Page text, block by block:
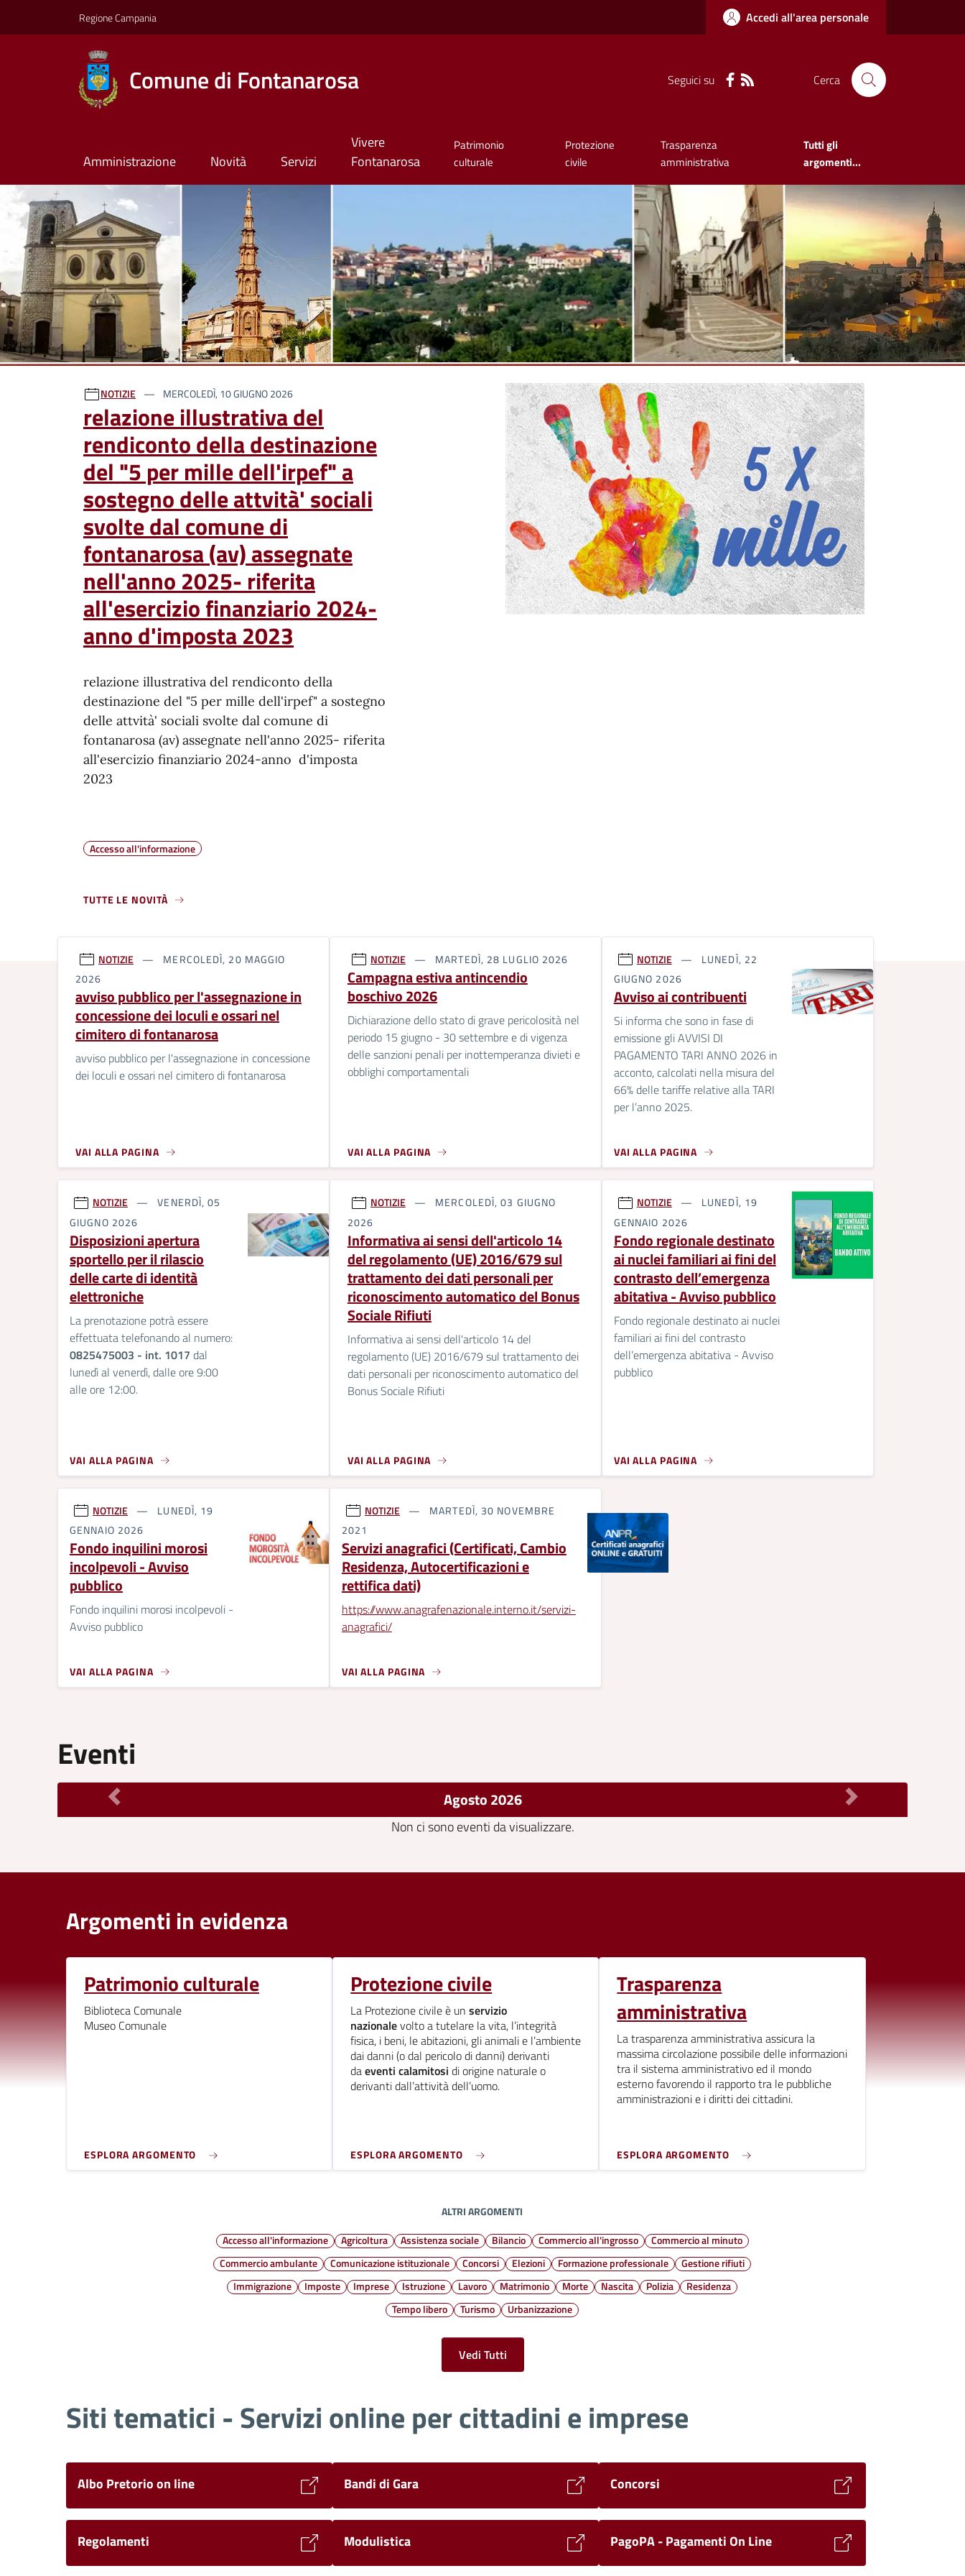
Regione Campania Accedi all'area personale
Comune di Fontanarosa Seguici su Cerca
Amministrazione Novità Servizi
Vivere
Fontanarosa
Patrimonio
culturale
Protezione
civile
Trasparenza
amministrativa
Tutti gli
argomenti...
Ultime notizie
NOTIZIE MERCOLEDÌ, 10 GIUGNO 2026
relazione illustrativa del
rendiconto della destinazione
del "5 per mille dell'irpef" a
sostegno delle attvità' sociali
svolte dal comune di
fontanarosa (av) assegnate
nell'anno 2025- riferita
all'esercizio finanziario 2024-
anno d'imposta 2023
relazione illustrativa del rendiconto della
destinazione del "5 per mille dell'irpef" a sostegno
delle attvità' sociali svolte dal comune di
fontanarosa (av) assegnate nell'anno 2025- riferita
all'esercizio finanziario 2024-anno d'imposta
2023
Accesso all'informazione
TUTTE LE NOVITÀ
NOTIZIE
MERCOLEDÌ, 20 MAGGIO
2026
avviso pubblico per l'assegnazione in
concessione dei loculi e ossari nel
cimitero di fontanarosa
avviso pubblico per l'assegnazione in concessione
dei loculi e ossari nel cimitero di fontanarosa
VAI ALLA PAGINA
NOTIZIE MARTEDÌ, 28 LUGLIO 2026
Campagna estiva antincendio
boschivo 2026
Dichiarazione dello stato di grave pericolosità nel
periodo 15 giugno - 30 settembre e di vigenza
delle sanzioni penali per inottemperanza divieti e
obblighi comportamentali
VAI ALLA PAGINA
NOTIZIE
LUNEDÌ, 22
GIUGNO 2026
Avviso ai contribuenti
Si informa che sono in fase di
emissione gli AVVISI DI
PAGAMENTO TARI ANNO 2026 in
acconto, calcolati nella misura del
66% delle tariffe relative alla TARI
per l’anno 2025.
VAI ALLA PAGINA
NOTIZIE
VENERDÌ, 05
GIUGNO 2026
Disposizioni apertura
sportello per il rilascio
delle carte di identità
elettroniche
La prenotazione potrà essere
effettuata telefonando al numero:
0825475003 - int. 1017 dal
lunedì al venerdì, dalle ore 9:00
alle ore 12:00.
VAI ALLA PAGINA
NOTIZIE
MERCOLEDÌ, 03 GIUGNO
2026
Informativa ai sensi dell'articolo 14
del regolamento (UE) 2016/679 sul
trattamento dei dati personali per
riconoscimento automatico del Bonus
Sociale Rifiuti
Informativa ai sensi dell'articolo 14 del
regolamento (UE) 2016/679 sul trattamento dei
dati personali per riconoscimento automatico del
Bonus Sociale Rifiuti
VAI ALLA PAGINA
NOTIZIE
LUNEDÌ, 19
GENNAIO 2026
Fondo regionale destinato
ai nuclei familiari ai fini del
contrasto dell’emergenza
abitativa - Avviso pubblico
Fondo regionale destinato ai nuclei
familiari ai fini del contrasto
dell’emergenza abitativa - Avviso
pubblico
VAI ALLA PAGINA
NOTIZIE
LUNEDÌ, 19
GENNAIO 2026
Fondo inquilini morosi
incolpevoli - Avviso
pubblico
Fondo inquilini morosi incolpevoli -
Avviso pubblico
VAI ALLA PAGINA
NOTIZIE
MARTEDÌ, 30 NOVEMBRE
2021
Servizi anagrafici (Certificati, Cambio
Residenza, Autocertificazioni e
rettifica dati)
https://www.anagrafenazionale.interno.it/servizi-
anagrafici/
VAI ALLA PAGINA
Eventi
Agosto 2026
Non ci sono eventi da visualizzare.
Argomenti in evidenza
Patrimonio culturale
Biblioteca Comunale
Museo Comunale
ESPLORA ARGOMENTO
Protezione civile
La Protezione civile è unservizio
nazionalevolto a tutelare la vita, l’integrità
fisica, i beni, le abitazioni, gli animali e l’ambiente
dai danni (o dal pericolo di danni) derivanti
daeventi calamitosi di origine naturale o
derivanti dall’attività dell’uomo.
ESPLORA ARGOMENTO
Trasparenza
amministrativa
La trasparenza amministrativa assicura la
massima circolazione possibile delle informazioni
tra il sistema amministrativo ed il mondo
esterno favorendo il rapporto tra le pubbliche
amministrazioni e i diritti dei cittadini.
ESPLORA ARGOMENTO
ALTRI ARGOMENTI
Accesso all'informazione
Agricoltura Assistenza sociale Bilancio Commercio all'ingrosso
Commercio al minuto
Commercio ambulante
Comunicazione istituzionale Concorsi Elezioni Formazione professionale
Gestione rifiuti
Immigrazione
Imposte Imprese Istruzione Lavoro Matrimonio Morte Nascita Polizia
Residenza
Tempo libero
Turismo Urbanizzazione
Vedi Tutti
Siti tematici - Servizi online per cittadini e imprese
Albo Pretorio on line Bandi di Gara Concorsi
Regolamenti Modulistica PagoPA - Pagamenti On Line